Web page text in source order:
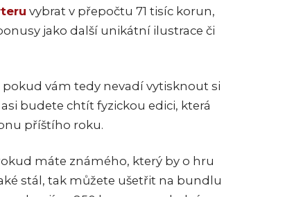
vybrat v přepočtu 71 tisíc korun,
jako další unikátní ilustrace či
vám tedy nevadí vytisknout si
budete chtít fyzickou edici, která
příštího roku.
máte známého, který by o hru
stál, tak můžete ušetřit na bundlu